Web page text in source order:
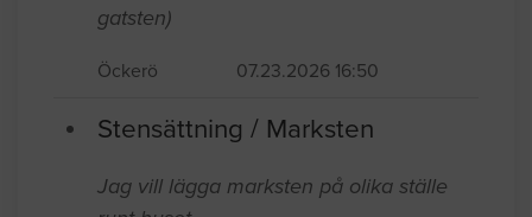
gatsten)
Öckerö 07.23.2026 16:50
Stensättning / Marksten
Jag vill lägga marksten på olika ställe